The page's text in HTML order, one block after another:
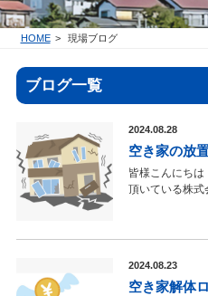
HOME 現場ブログ
ブログ一覧
2024.08.28
空き家の放
皆様こんにち
頂いている株式
物件で解体工
をさせていた
クが発生します
べきリスクは以
2024.08.23
空き家解体